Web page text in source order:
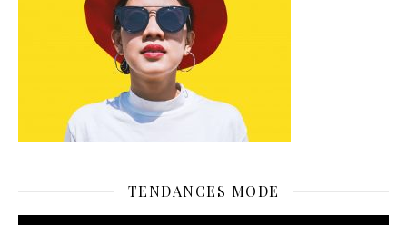
TENDANCES MODE